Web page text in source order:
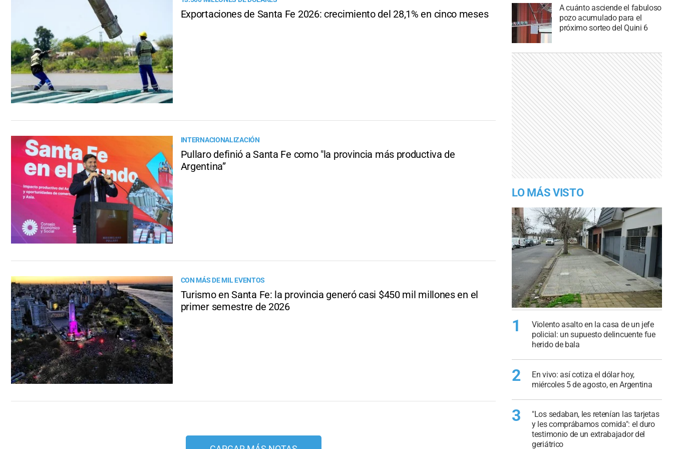
Exportaciones de Santa Fe 2026: crecimiento del 28,1% en cinco meses
INTERNACIONALIZACIÓN
Pullaro definió a Santa Fe como "la provincia más productiva de
Argentina”
CON MÁS DE MIL EVENTOS
Turismo en Santa Fe: la provincia generó casi $450 mil millones en el
primer semestre de 2026
A cuánto asciende el fabuloso
pozo acumulado para el
próximo sorteo del Quini 6
LO MÁS VISTO
1
Violento asalto en la casa de un jefe
policial: un supuesto delincuente fue
herido de bala
2
En vivo: así cotiza el dólar hoy,
miércoles 5 de agosto, en Argentina
3
"Los sedaban, les retenían las tarjetas
y les comprábamos comida": el duro
testimonio de un extrabajador del
geriátrico